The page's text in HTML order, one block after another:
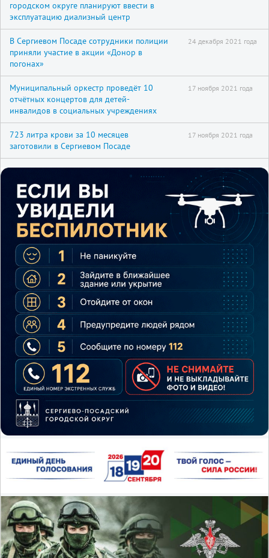
городском округе планируют ввести в
эксплуатацию диализный центр
В Сергиевом Посаде сотрудники полиции
приняли участие в акции «Донор в
погонах»
24 декабря 2021 года
Муниципальный оркестр проведёт 10
отчётных концертов для детей-
инвалидов в социальных учреждениях
17 ноября 2021 года
723 литра крови за 10 месяцев
заготовили в Сергиевом Посаде
17 ноября 2021 года